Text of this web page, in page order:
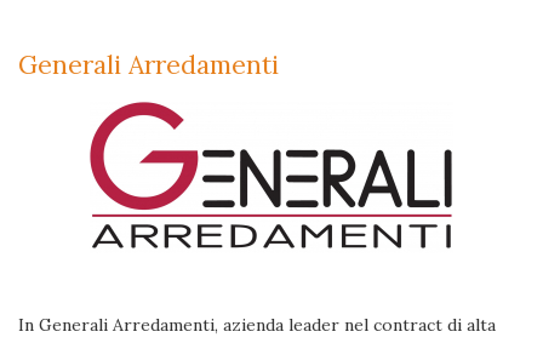
Generali Arredamenti
In Generali Arredamenti, azienda leader nel contract di alta